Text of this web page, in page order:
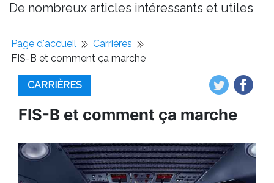
De nombreux articles intéressants et utiles
Page d'accueil
Carrières
FIS-B et comment ça marche
CARRIÈRES
FIS-B et comment ça marche